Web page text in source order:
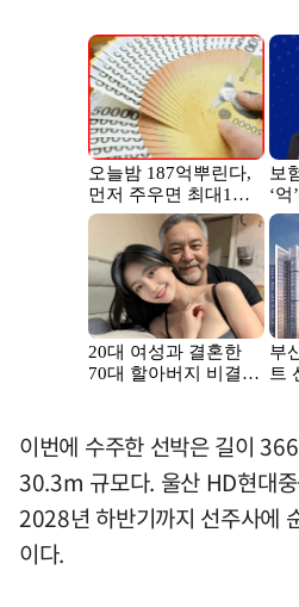
이번에 수주한 선박은 길이
30.3m 규모다. 울산 HD현대
2028년 하반기까지 선주사에
이다.